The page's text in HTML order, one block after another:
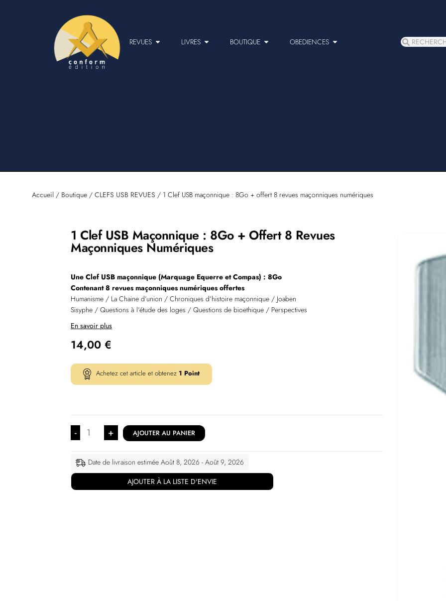
REVUES LIVRES BOUTIQUE OBEDIENCES
Accueil/ Boutique/ CLEFS USB REVUES / 1 Clef USB maçonnique : 8Go + offert 8 revues maçonniques numériques
1 Clef USB Maçonnique : 8Go + Offert 8 Revues
Maçonniques Numériques
Une Clef USB maçonnique (Marquage Equerre et Compas) : 8Go
Contenant 8 revues maçonniques numériques offertes
Humanisme / La Chaine d’union / Chroniques d’histoire maçonnique / Joaben
Sisyphe / Questions à l’étude des loges / Questions de bioethique / Perspectives
En savoir plus
14,00 €
Achetez cet article et obtenez 1 Point
- + AJOUTER AU PANIER
Date de livraison estimée Août 8, 2026 - Août 9, 2026
AJOUTER À LA LISTE D'ENVIE